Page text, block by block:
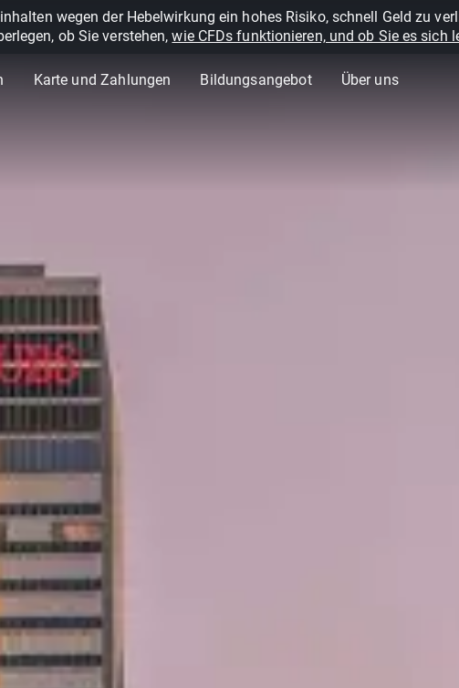
wegen der Hebelwirkung ein hohes Risiko, schnell Geld zu
ob Sie verstehen,wie CFDs funktionieren, und ob Sie es sich
Karte und Zahlungen Bildungsangebot Über uns